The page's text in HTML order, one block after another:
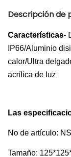
Descripción de
Características-
IP66/Aluminio
calor/Ultra
acrílica de luz
Las
No de artículo:
Tamaño: